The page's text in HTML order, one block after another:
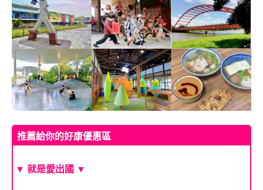
推薦給你的好康優惠區
▼ 就是愛出國 ▼